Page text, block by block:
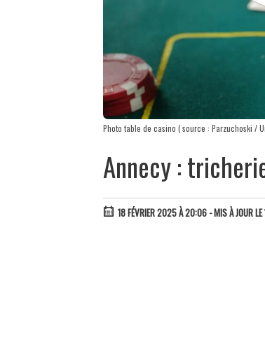
Photo table de casino ( source : Parzuchoski /
Annecy :
18 FÉVRIER 2025 À 20:06 - MIS À JOUR